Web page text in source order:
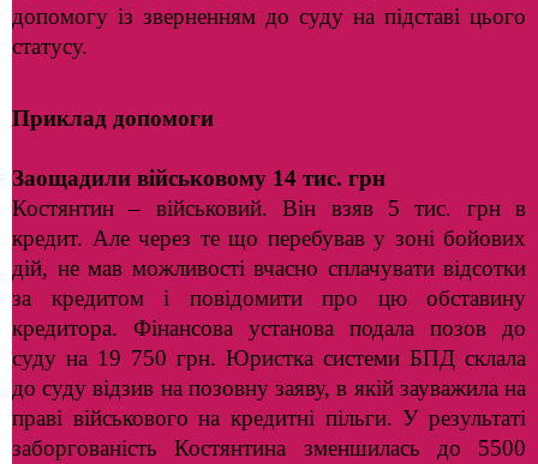
допомогу із зверненням до суду на підставі цього
статусу.
Приклад допомоги
Заощадили військовому 14 тис. грн
Костянтин – військовий. Він взяв 5 тис. грн в
кредит. Але через те що перебував у зоні бойових
дій, не мав можливості вчасно сплачувати відсотки
за кредитом і повідомити про цю обставину
кредитора. Фінансова установа подала позов до
суду на 19 750 грн. Юристка системи БПД склала
до суду відзив на позовну заяву, в якій зауважила на
праві військового на кредитні пільги. У результаті
заборгованість Костянтина зменшилась до 5500